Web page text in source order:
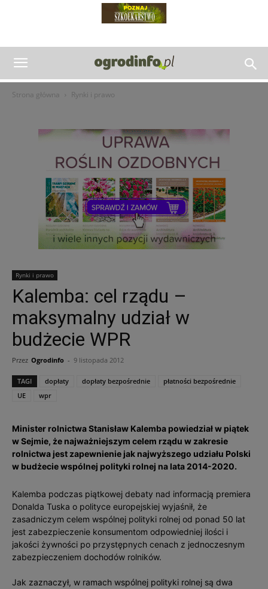
Strona główna Rynki i prawo
Rynki i prawo
Kalemba: cel rządu –
maksymalny udział w
budżecie WPR
Przez Ogrodinfo - 9 listopada 2012
TAGI dopłaty dopłaty bezpośrednie
płatności bezpośrednie
UE
wpr
Minister rolnictwa Stanisław Kalemba powiedział w piątek
w Sejmie, że najważniejszym celem rządu w zakresie
rolnictwa jest zapewnienie jak najwyższego udziału Polski
w budżecie wspólnej polityki rolnej na lata 2014-2020.
Kalemba podczas piątkowej debaty nad informacją premiera
Donalda Tuska o polityce europejskiej wyjaśnił, że
zasadniczym celem wspólnej polityki rolnej od ponad 50 lat
jest zabezpieczenie konsumentom odpowiedniej ilości i
jakości żywności po przystępnych cenach z jednoczesnym
zabezpieczeniem dochodów rolników.
Jak zaznaczył, w ramach wspólnej polityki rolnej są dwa